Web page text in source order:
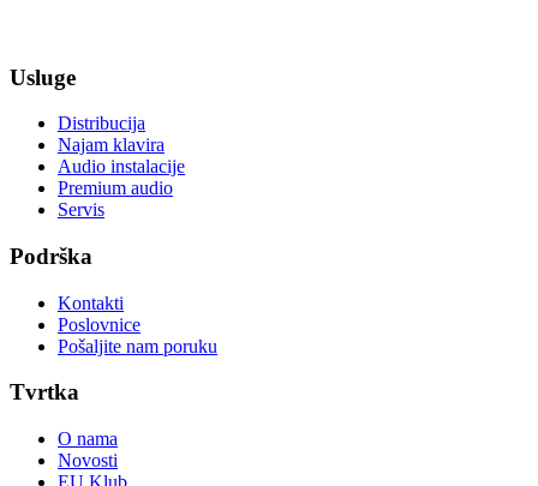
Usluge
Distribucija
Najam klavira
Audio instalacije
Premium audio
Servis
Podrška
Kontakti
Poslovnice
Pošaljite nam poruku
Tvrtka
O nama
Novosti